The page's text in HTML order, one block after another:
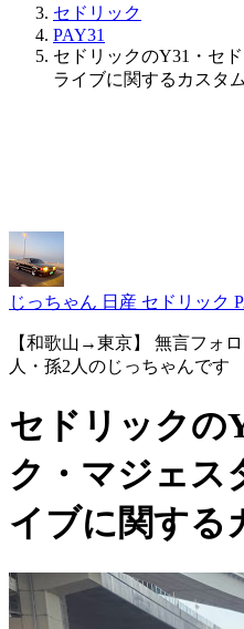
セドリック
PAY31
セドリックのY31・セ
ライブに関するカスタ
じっちゃん 日産 セドリック
【和歌山→東京】 無言フォ
人・孫2人のじっちゃんです
セドリックの
ク・マジェス
イブに関する